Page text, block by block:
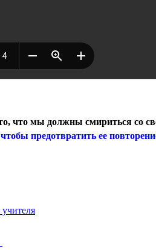
что мы должны смириться со
предотвратить ее